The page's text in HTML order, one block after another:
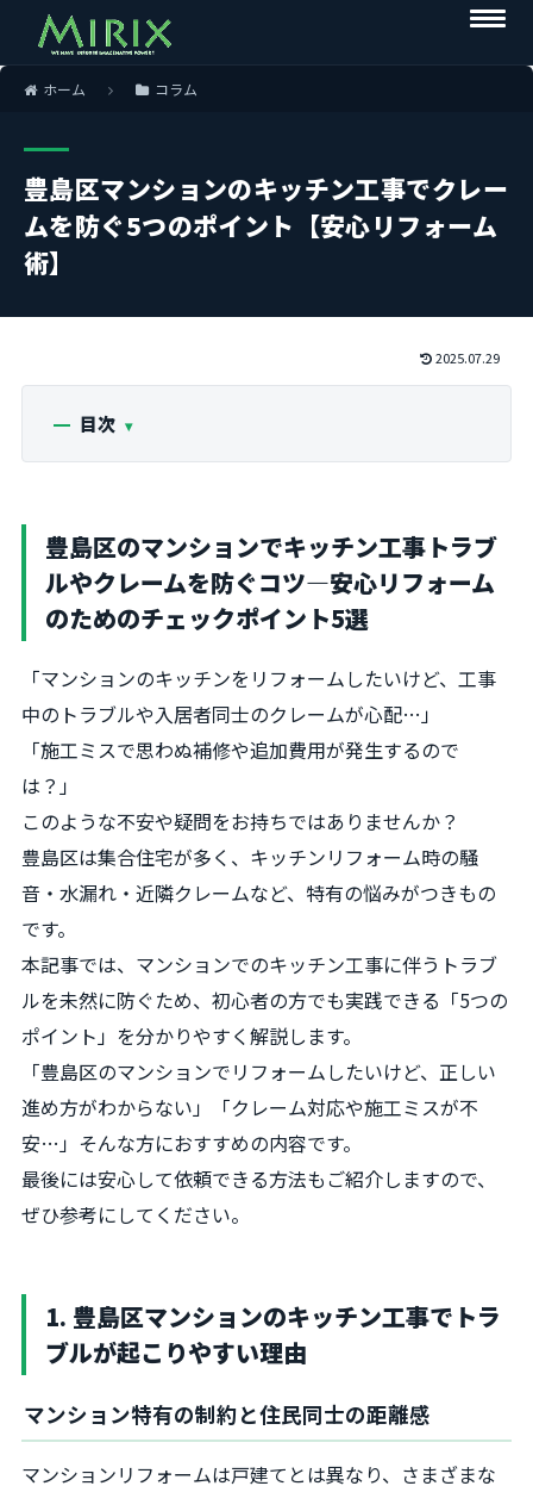
ホーム コラム
豊島区マンションのキッチン工事でクレー
ムを防ぐ5つのポイント【安心リフォーム
術】
2025.07.29
目次
豊島区のマンションでキッチン工事トラブ
ルやクレームを防ぐコツ―安心リフォーム
のためのチェックポイント5選
「マンションのキッチンをリフォームしたいけど、工事
中のトラブルや入居者同士のクレームが心配…」
「施工ミスで思わぬ補修や追加費用が発生するので
は？」
このような不安や疑問をお持ちではありませんか？
豊島区は集合住宅が多く、キッチンリフォーム時の騒
音・水漏れ・近隣クレームなど、特有の悩みがつきもの
です。
本記事では、マンションでのキッチン工事に伴うトラブ
ルを未然に防ぐため、初心者の方でも実践できる「5つの
ポイント」を分かりやすく解説します。
「豊島区のマンションでリフォームしたいけど、正しい
進め方がわからない」「クレーム対応や施工ミスが不
安…」そんな方におすすめの内容です。
最後には安心して依頼できる方法もご紹介しますので、
ぜひ参考にしてください。
1. 豊島区マンションのキッチン工事でトラ
ブルが起こりやすい理由
マンション特有の制約と住民同士の距離感
マンションリフォームは戸建てとは異なり、さまざまな